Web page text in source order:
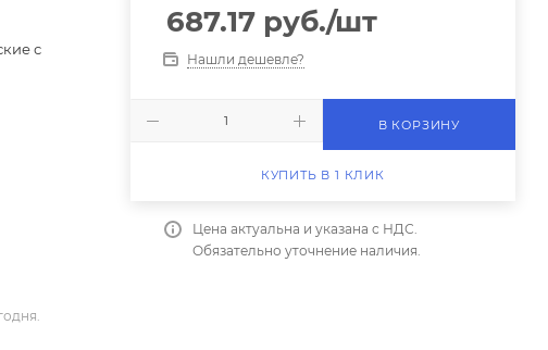
с
687.17руб./шт
Нашли дешевле?
В КОРЗИНУ
КУПИТЬ В 1 КЛИК
Цена актуальна и указана с НДС.
Обязательно уточнение наличия.